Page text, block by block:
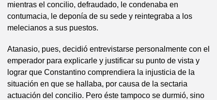
mientras el concilio, defraudado, le condenaba en
contumacia, le deponía de su sede y reintegraba a los
melecianos a sus puestos.
Atanasio, pues, decidió entrevistarse personalmente con el
emperador para explicarle y justificar su punto de vista y
lograr que Constantino comprendiera la injusticia de la
situación en que se hallaba, por causa de la sectaria
actuación del concilio. Pero éste tampoco se durmió, sino